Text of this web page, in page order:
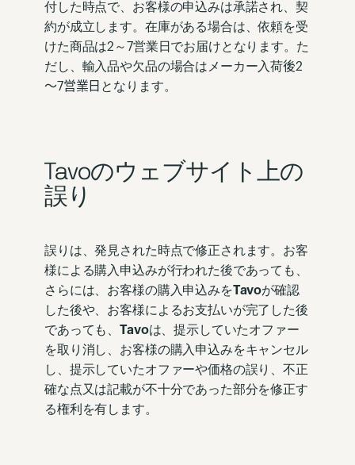
付した時点で、お客様の申込みは承諾され、契
約が成立します。在庫がある場合は、依頼を受
けた商品は2 ～ 7営業日でお届けとなります。た
だし、輸入品や欠品の場合はメーカー入荷後2
～7営業日 となります。
Tavoのウェブサイト上の
誤り
誤りは、発見された時点で修正されます。お客
様による購入申込みが行われた後であっても、
さらには、お客様の購入申込みをTavoが確認
した後や、お客様によるお支払いが完了した後
であっても、Tavoは、提示していたオファー
を取り消し、お客様の購入申込みをキャンセル
し、提示していたオファーや価格の誤り、不正
確な点又は記載が不十分であった部分を修正す
る権利を有します。